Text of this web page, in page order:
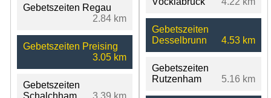
Gebetszeiten Regau
2.84 km
Gebetszeiten Preising
3.05 km
Gebetszeiten
Gebetszeiten
Desselbrunn
4.53 km
Gebetszeiten
Rutzenham
5.16 km